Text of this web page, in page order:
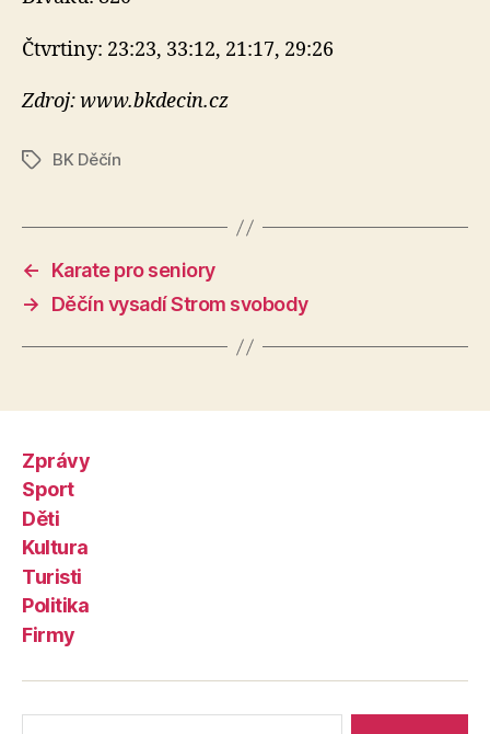
Čtvrtiny: 23:23, 33:12, 21:17, 29:26
Zdroj: www.bkdecin.cz
ŠtítkyBK Děčín
←
Karate pro seniory
→
Děčín vysadí Strom svobody
Zprávy
Sport
Děti
Kultura
Turisti
Politika
Firmy